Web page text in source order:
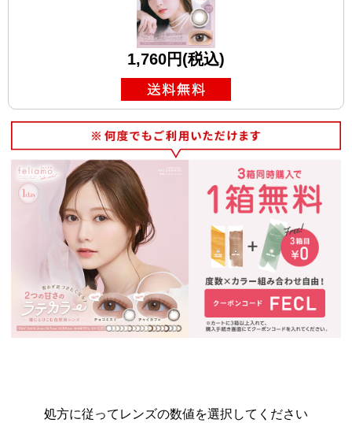
1,760円(税込)
処方に従ってレンズの数値を選択してください